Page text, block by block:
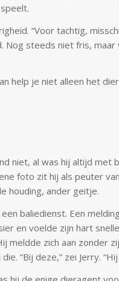
“Voor tachtig,
Nog steeds niet fris,
help je niet alleen het
niet, al was hij altijd met
foto zit hij als peuter
houding, ander geitje.
baliedienst. Een
en voelde zijn hart
meldde zich aan zonder
“Bij deze,” zei Jerry.